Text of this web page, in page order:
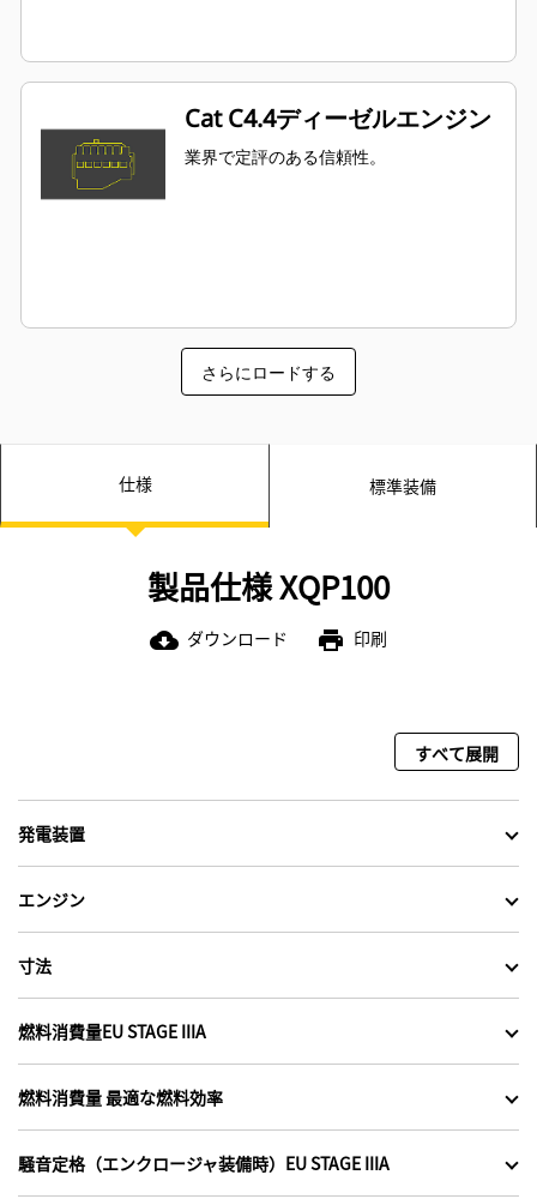
Cat C4.4ディーゼルエンジン
業界で定評のある信頼性。
さらにロードする
仕様 標準装備
製品仕様 XQP100
cloud_download ダウンロード print 印刷
すべて展開
発電装置
エンジン
寸法
燃料消費量EU STAGE IIIA
燃料消費量 最適な燃料効率
騒音定格（エンクロージャ装備時）EU STAGE IIIA